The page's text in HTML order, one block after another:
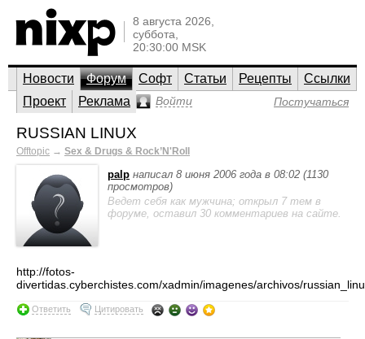
8 августа 2026,
суббота,
20:30:00 MSK
Новости Форум Софт Статьи Рецепты
Ссылки
Проект
Реклама Войти Постучаться
RUSSIAN LINUX
Offtopic → Sex & Drugs & Rock’N'Roll
palp написал 8 июня 2006 года в 08:02 (1130
просмотров)
Ведет себя как мужчина; открыл 7 тем в
форуме, оставил 30 комментариев на сайте.
http://fotos-
divertidas.cyberchistes.com/xadmin/imagenes/archivos/
Ответить Цитировать